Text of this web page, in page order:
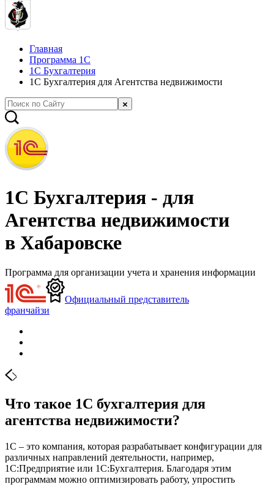
Главная
Программа 1С
1С Бухгалтерия
1С Бухгалтерия для Агентства недвижимости
1С Бухгалтерия - для
Агентства недвижимости
в Хабаровске
Программа для организации учета и хранения информации
Официальный представитель
франчайзи
Что такое 1С бухгалтерия для
агентства недвижимости?
1С – это компания, которая разрабатывает конфигурации для
различных направлений деятельности, например,
1С:Предприятие или 1С:Бухгалтерия. Благодаря этим
программам можно оптимизировать работу, упростить